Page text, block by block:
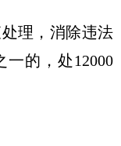
理，消除违法
的，处12000